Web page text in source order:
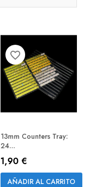
13mm Counters Tray:
24...
Precio
1,90 €
AÑADIR AL CARRITO
favorite_border